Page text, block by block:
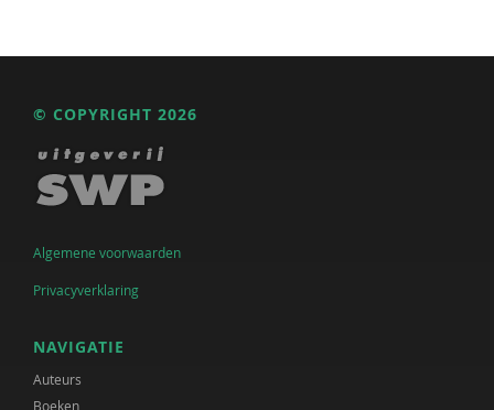
© COPYRIGHT 2026
Algemene voorwaarden
Privacyverklaring
NAVIGATIE
Auteurs
Boeken